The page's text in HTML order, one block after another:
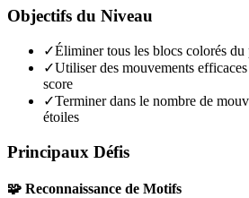
Objectifs du Niveau
✓Éliminer tous les blocs colorés du
✓Utiliser des mouvements
score
✓Terminer dans le nombre de
étoiles
Principaux Défis
🧩 Reconnaissance de Motifs